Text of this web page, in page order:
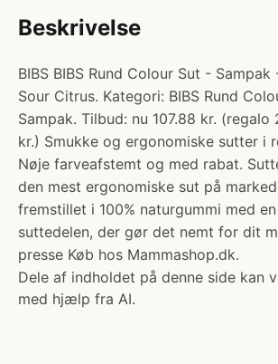
Beskrivelse
BIBS BIBS Rund Colour Sut -
Sour Citrus. Kategori: BIBS Rund
Sampak. Tilbud: nu 107.88 kr. (regalo
kr.) Smukke og ergonomiske sutter i
Nøje farveafstemt og med rabat.
den mest ergonomiske sut på
fremstillet i 100% naturgummi med
suttedelen, der gør det nemt for dit
presse Køb hos Mammashop.dk.
Dele af indholdet på denne side kan
med hjælp fra AI.